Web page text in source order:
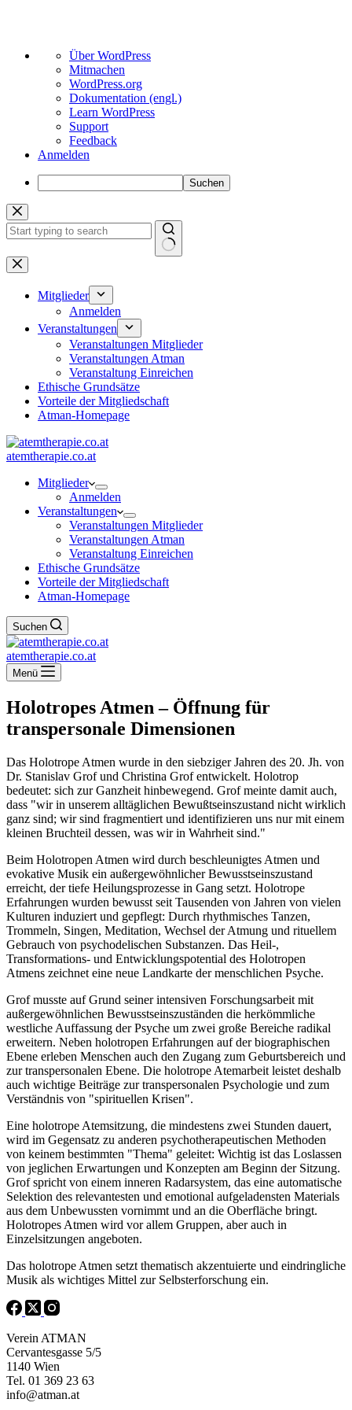
Über
WordPress
Über WordPress
Mitmachen
WordPress.org
Dokumentation (engl.)
Learn WordPress
Support
Feedback
Anmelden
Suchen
Zum
Inhalt
springen
Keine
Ergebnisse
Mitglieder
Anmelden
Veranstaltungen
Veranstaltungen Mitglieder
Veranstaltungen Atman
Veranstaltung Einreichen
Ethische Grundsätze
Vorteile der Mitgliedschaft
Atman-Homepage
atemtherapie.co.at
Mitglieder
Anmelden
Veranstaltungen
Veranstaltungen Mitglieder
Veranstaltungen Atman
Veranstaltung Einreichen
Ethische Grundsätze
Vorteile der Mitgliedschaft
Atman-Homepage
Suchen
atemtherapie.co.at
Menü
Holotropes Atmen – Öffnung für
transpersonale Dimensionen
Das Holotrope Atmen wurde in den siebziger Jahren des 20. Jh. von
Dr. Stanislav Grof und Christina Grof entwickelt. Holotrop
bedeutet: sich zur Ganzheit hinbewegend. Grof meinte damit auch,
dass "wir in unserem alltäglichen Bewußtseinszustand nicht wirklich
ganz sind; wir sind fragmentiert und identifizieren uns nur mit einem
kleinen Bruchteil dessen, was wir in Wahrheit sind."
Beim Holotropen Atmen wird durch beschleunigtes Atmen und
evokative Musik ein außergewöhnlicher Bewusstseinszustand
erreicht, der tiefe Heilungsprozesse in Gang setzt. Holotrope
Erfahrungen wurden bewusst seit Tausenden von Jahren von vielen
Kulturen induziert und gepflegt: Durch rhythmisches Tanzen,
Trommeln, Singen, Meditation, Wechsel der Atmung und rituellem
Gebrauch von psychodelischen Substanzen. Das Heil-,
Transformations- und Entwicklungspotential des Holotropen
Atmens zeichnet eine neue Landkarte der menschlichen Psyche.
Grof musste auf Grund seiner intensiven Forschungsarbeit mit
außergewöhnlichen Bewusstseinszuständen die herkömmliche
westliche Auffassung der Psyche um zwei große Bereiche radikal
erweitern. Neben holotropen Erfahrungen auf der biographischen
Ebene erleben Menschen auch den Zugang zum Geburtsbereich und
zur transpersonalen Ebene. Die holotrope Atemarbeit leistet deshalb
auch wichtige Beiträge zur transpersonalen Psychologie und zum
Verständnis von "spirituellen Krisen".
Eine holotrope Atemsitzung, die mindestens zwei Stunden dauert,
wird im Gegensatz zu anderen psychotherapeutischen Methoden
von keinem bestimmten "Thema" geleitet: Wichtig ist das Loslassen
von jeglichen Erwartungen und Konzepten am Beginn der Sitzung.
Grof spricht von einem inneren Radarsystem, das eine automatische
Selektion des relevantesten und emotional aufgeladensten Materials
aus dem Unbewussten vornimmt und an die Oberfläche bringt.
Holotropes Atmen wird vor allem Gruppen, aber auch in
Einzelsitzungen angeboten.
Das holotrope Atmen setzt thematisch akzentuierte und eindringliche
Musik als wichtiges Mittel zur Selbsterforschung ein.
Verein ATMAN
Cervantesgasse 5/5
1140 Wien
Tel. 01 369 23 63
info@atman.at